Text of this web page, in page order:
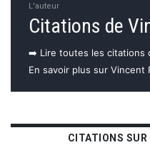
L'auteur
Citations de
➡️ Lire toutes les citations
En savoir plus sur Vincent
CITATIONS SUR